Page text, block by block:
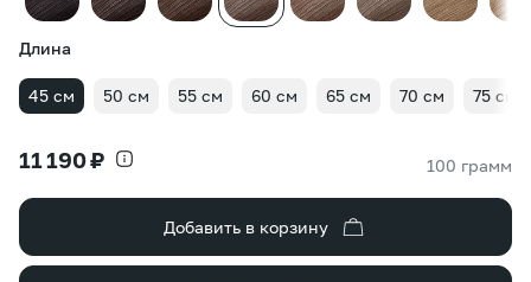
Длина
45 см 50 см 55 см 60 см 65 см 70 см 75 см
11 190 ₽ 100 грамм
Добавить в корзину